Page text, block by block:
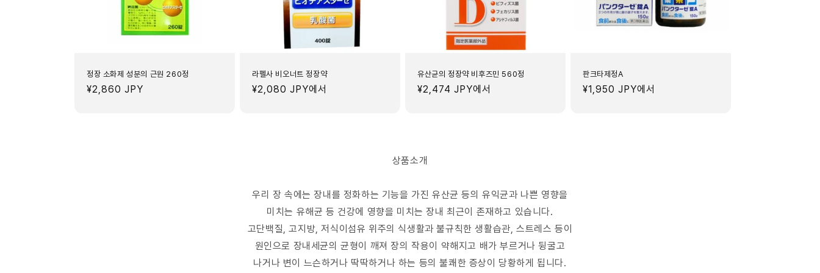
정장 소화제 성분의 근원 260정
정
¥2,860 JPY
라펠사 비오너트 정장약
정
¥2,080 JPY에서
유산균의 정장약 비후즈민 560정
정
¥2,474 JPY에서
판크타제정A
정
¥1,950 JPY에서
상품소개
우리 장 속에는 장내를 정화하는 기능을 가진 유산균 등의 유익균과 나쁜 영향을
미치는 유해균 등 건강에 영향을 미치는 장내 최근이 존재하고 있습니다.
고단백질, 고지방, 저식이섬유 위주의 식생활과 불규칙한 생활습관, 스트레스 등이
원인으로 장내세균의 균형이 깨져 장의 작용이 약해지고 배가 부르거나 뒹굴고
나거나 변이 느슨하거나 딱딱하거나 하는 등의 불쾌한 증상이 당황하게 됩니다.